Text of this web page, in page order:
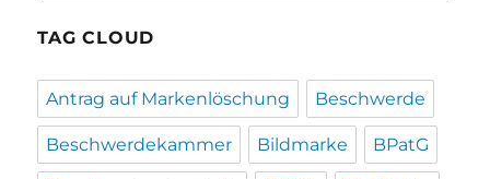
TAG CLOUD
Antrag auf Markenlöschung Beschwerde
Beschwerdekammer Bildmarke BPatG